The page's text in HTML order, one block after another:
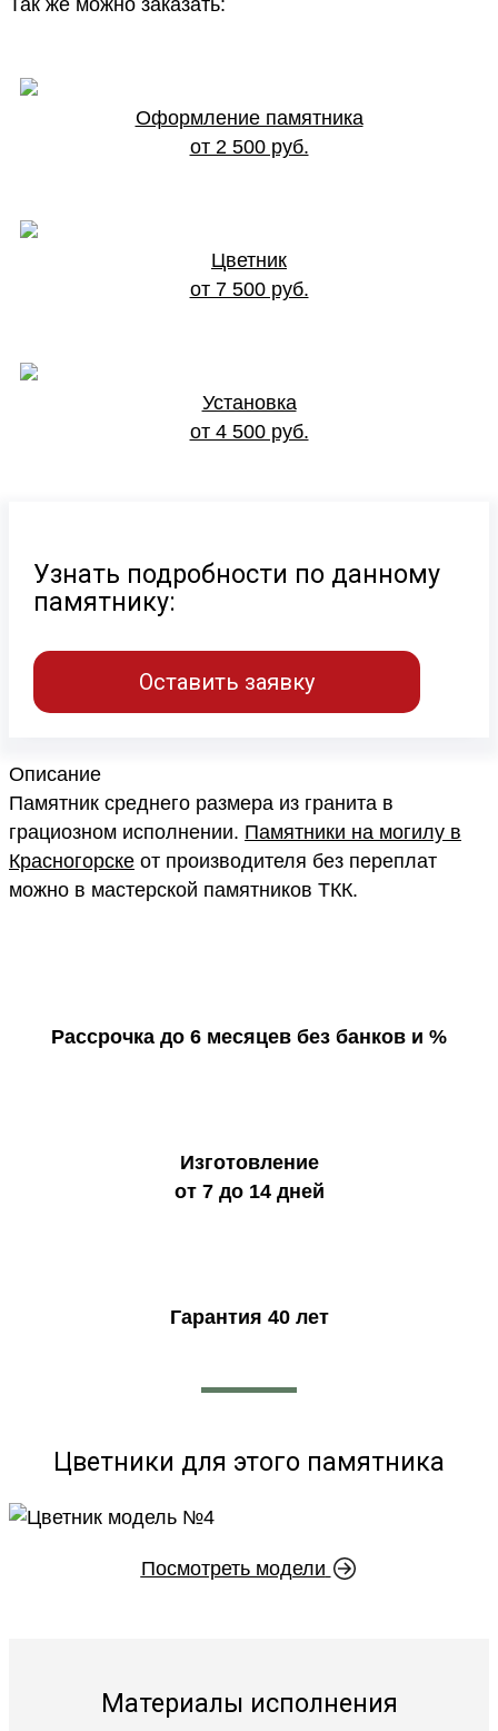
Так же можно заказать:
Оформление памятника
от 2 500 руб.
Цветник
от 7 500 руб.
Установка
от 4 500 руб.
Узнать подробности по данному
памятнику:
Оставить заявку
Описание
Памятник среднего размера из гранита в
грациозном исполнении. Памятники на могилу в
Красногорске от производителя без переплат
можно в мастерской памятников ТКК.
Рассрочка до 6 месяцев без банков и %
Изготовление
от 7 до 14 дней
Гарантия 40 лет
Цветники для этого памятника
Посмотреть модели
Материалы исполнения